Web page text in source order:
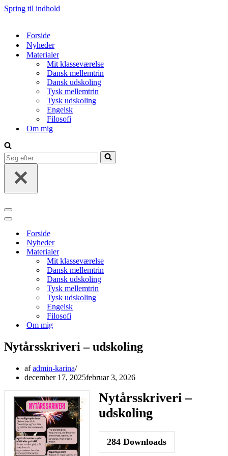
Spring til indhold
Forside
Nyheder
Materialer
Mit klasseværelse
Dansk mellemtrin
Dansk udskoling
Tysk mellemtrin
Tysk udskoling
Engelsk
Filosofi
Om mig
Søg
efter...
Navigation
menu
Navigation
Forside
Nyheder
Materialer
Mit klasseværelse
Dansk mellemtrin
Dansk udskoling
Tysk mellemtrin
Tysk udskoling
Engelsk
Filosofi
Om mig
Nytårsskriveri – udskoling
afadmin-karina
december 17, 2025februar 3, 2026
Nytårsskriveri –
udskoling
284Downloads